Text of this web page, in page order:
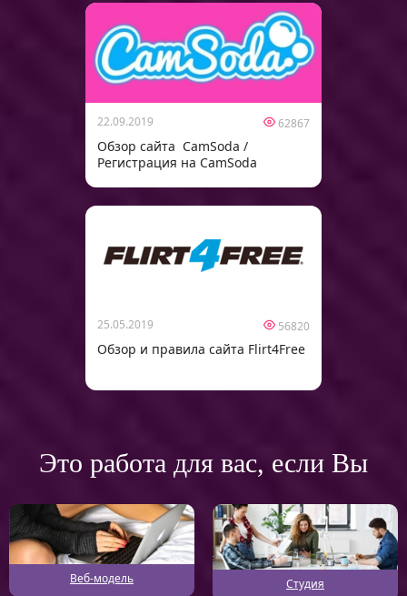
22.09.2019 62867
Обзор сайта CamSoda /
Регистрация на CamSoda
25.05.2019 56820
Обзор и правила сайта Flirt4Free
Это работа для вас, если Вы
Веб-модель Студия